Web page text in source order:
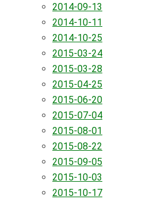
2014-09-13
2014-10-11
2014-10-25
2015-03-24
2015-03-28
2015-04-25
2015-06-20
2015-07-04
2015-08-01
2015-08-22
2015-09-05
2015-10-03
2015-10-17